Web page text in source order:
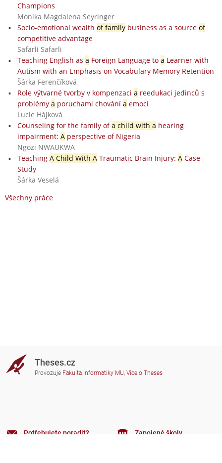
Champions
Monika Magdalena Seyringer
Socio-emotional wealth of familybusiness as a source of
competitive advantage
Safarli Safarli
Teaching English as a Foreign Language to a Learner with
Autism with an Emphasis on Vocabulary Memory Retention
Šárka Ferenčíková
Role výtvarné tvorby v kompenzaci a reedukaci jedinců s
problémy a poruchami chování a emocí
Lucie Hájková
Counseling for the family ofa child with a hearing
impairment: Aperspective of Nigeria
Ngozi NWAUKWA
Teaching A Child With ATraumatic Brain Injury: ACase
Study
Šárka Veselá
Všechny práce
Theses.cz
Provozuje Fakulta informatiky MU, Více o Theses
Potřebujete poradit? Zapojené školy